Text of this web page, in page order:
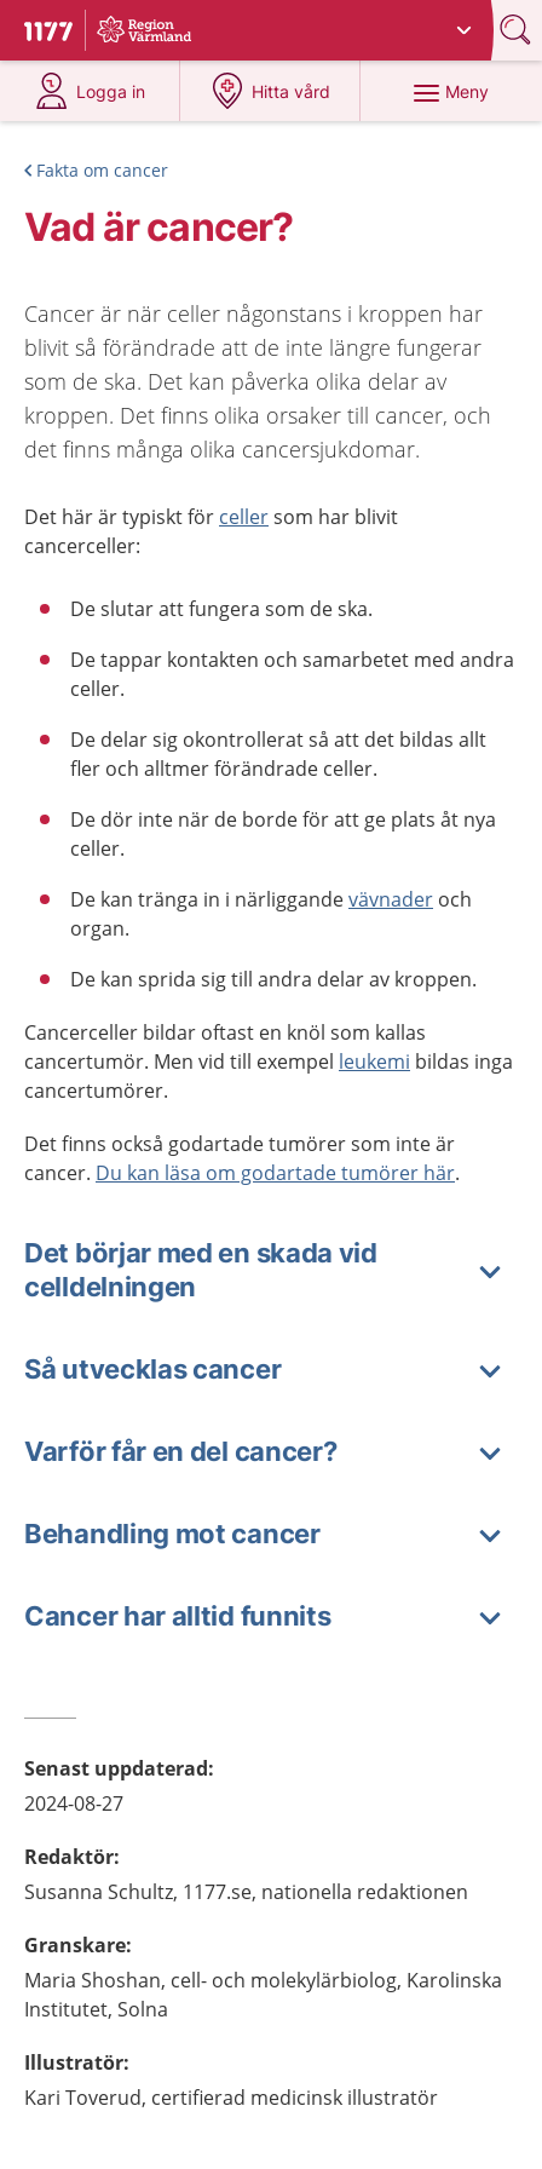
Till startsidan för 1177
Du har valt region
Logga in
på 1177.se
Hitta vård
på 1177.se
Meny
Fakta om cancer
Vad är cancer?
Cancer är när celler någonstans i kroppen har
blivit så förändrade att de inte längre fungerar
som de ska. Det kan påverka olika delar av
kroppen. Det finns olika orsaker till cancer, och
det finns många olika cancersjukdomar.
Det här är typiskt för cellersom har blivit
cancerceller:
De slutar att fungera som de ska.
De tappar kontakten och samarbetet med andra
celler.
De delar sig okontrollerat så att det bildas allt
fler och alltmer förändrade celler.
De dör inte när de borde för att ge plats åt nya
celler.
De kan tränga in i närliggandevävnader och
organ.
De kan sprida sig till andra delar av kroppen.
Cancerceller bildar oftast en knöl som kallas
cancertumör. Men vid till exempel leukemi bildas inga
cancertumörer.
Det finns också godartade tumörer som inte är
cancer. Du kan läsa om godartade tumörer här.
Det börjar med en skada vid
celldelningen
Så utvecklas cancer
Varför får en del cancer?
Behandling mot cancer
Cancer har alltid funnits
Senast uppdaterad:
2024-08-27
Redaktör:
Susanna Schultz, 1177.se, nationella redaktionen
Granskare:
Maria Shoshan, cell- och molekylärbiolog, Karolinska
Institutet, Solna
Illustratör:
Kari Toverud, certifierad medicinsk illustratör